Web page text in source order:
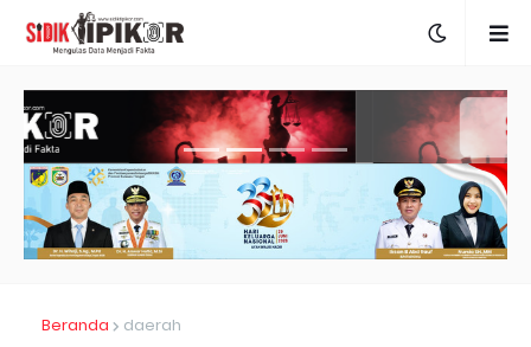
Beranda daerah